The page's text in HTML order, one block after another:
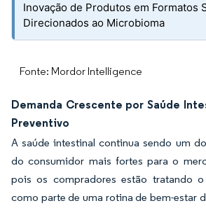
Inovação de Produtos em Formatos
Direcionados ao Microbioma
Fonte: Mordor Intelligence
Demanda Crescente por Saúde
Preventivo
A saúde intestinal continua sendo um
do consumidor mais fortes para o
pois os compradores estão tratando
como parte de uma rotina de bem-estar